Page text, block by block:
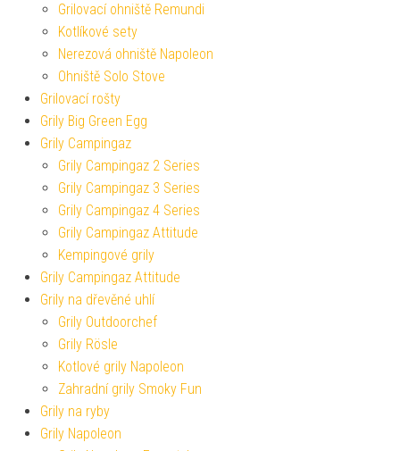
Grilovací ohniště Remundi
Kotlíkové sety
Nerezová ohniště Napoleon
Ohniště Solo Stove
Grilovací rošty
Grily Big Green Egg
Grily Campingaz
Grily Campingaz 2 Series
Grily Campingaz 3 Series
Grily Campingaz 4 Series
Grily Campingaz Attitude
Kempingové grily
Grily Campingaz Attitude
Grily na dřevěné uhlí
Grily Outdoorchef
Grily Rösle
Kotlové grily Napoleon
Zahradní grily Smoky Fun
Grily na ryby
Grily Napoleon